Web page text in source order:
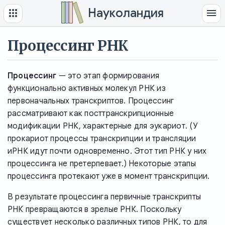
Науколандия
Процессинг РНК
Процессинг — это этап формирования
функционально активных молекул РНК из
первоначальных транскриптов. Процессинг
рассматривают как посттранскрипционные
модификации РНК, характерные для эукариот. (У
прокариот процессы транскрипции и трансляции
иРНК идут почти одновременно. Этот тип РНК у них
процессинга не претерпевает.) Некоторые этапы
процессинга протекают уже в момент транскрипции.
В результате процессинга первичные транскрипты
РНК превращаются в зрелые РНК. Поскольку
существует несколько различных типов РНК, то для